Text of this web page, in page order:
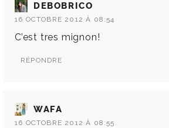
DEBOBRICO
16 OCTOBRE 2012 À 08:54
C’est tres mignon!
RÉPONDRE
WAFA
16 OCTOBRE 2012 À 08:55